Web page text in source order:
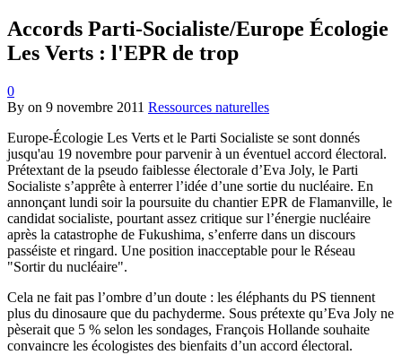
Accords Parti-Socialiste/Europe Écologie
Les Verts : l'EPR de trop
0
By on 9 novembre 2011 Ressources naturelles
Europe-Écologie Les Verts et le Parti Socialiste se sont donnés
jusqu'au 19 novembre pour parvenir à un éventuel accord électoral.
Prétextant de la pseudo faiblesse électorale d’Eva Joly, le Parti
Socialiste s’apprête à enterrer l’idée d’une sortie du nucléaire. En
annonçant lundi soir la poursuite du chantier EPR de Flamanville, le
candidat socialiste, pourtant assez critique sur l’énergie nucléaire
après la catastrophe de Fukushima, s’enferre dans un discours
passéiste et ringard. Une position inacceptable pour le Réseau
"Sortir du nucléaire".
Cela ne fait pas l’ombre d’un doute : les éléphants du PS tiennent
plus du dinosaure que du pachyderme. Sous prétexte qu’Eva Joly ne
pèserait que 5 % selon les sondages, François Hollande souhaite
convaincre les écologistes des bienfaits d’un accord électoral.